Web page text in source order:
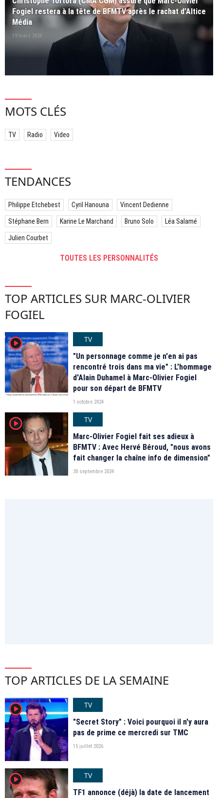
Fogiel restera à la tête de BFMTV après le rachat d'Altice
Média
19 mars 2024
MOTS CLÉS
TV Radio Video
TENDANCES
Philippe Etchebest Cyril Hanouna Vincent Dedienne
Stéphane Bern Karine Le Marchand Bruno Solo Léa Salamé
Julien Courbet
TOUTES LES PERSONNALITÉS
TOP ARTICLES SUR MARC-OLIVIER
FOGIEL
player2
TV
"Un personnage comme je n'en ai pas
rencontré trois dans ma vie" : L'hommage
d'Alain Duhamel à Marc-Olivier Fogiel
pour son départ de BFMTV
1 octobre 2024
player2
TV
Marc-Olivier Fogiel fait ses adieux à
BFMTV : Avec Hervé Béroud, "nous avons
fait changer la chaîne info de dimension"
30 septembre 2024
TOP ARTICLES DE LA SEMAINE
player2
TV
"Secret Story" : Voici pourquoi il n'y aura
pas de prime ce mercredi sur TMC
15 juillet 2026
player2
TV
TF1 annonce (déjà) la date de lancement